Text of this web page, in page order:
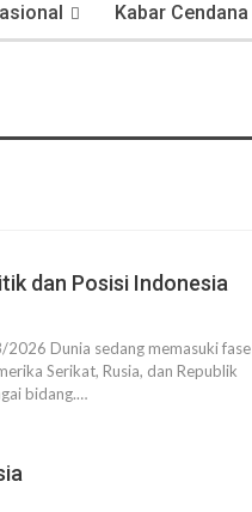
Kabar Cendana
dan Posisi Indonesia
Dunia sedang memasuki fase
Serikat, Rusia, dan Republik
bidang.…